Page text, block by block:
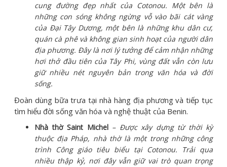
cung đường đẹp nhất của Cotonou. Một bên là
những con sóng không ngừng vỗ vào bãi cát vàng
của Đại Tây Dương, một bên là những khu dân cư,
quán cà phê và không gian sinh hoạt của người dân
địa phương. Đây là nơi lý tưởng để cảm nhận những
hơi thở đầu tiên của Tây Phi, vùng đất vẫn còn lưu
giữ nhiều nét nguyên bản trong văn hóa và đời
sống.
Đoàn dùng bữa trưa tại nhà hàng địa phương và tiếp tục
tìm hiểu đời sống văn hóa và nghệ thuật của Benin.
Nhà thờ Saint Michel – Được xây dựng từ thời kỳ
thuộc địa Pháp, nhà thờ là một trong những công
trình Công giáo tiêu biểu tại Cotonou. Trải qua
nhiều thập kỷ, nơi đây vẫn giữ vai trò quan trọng